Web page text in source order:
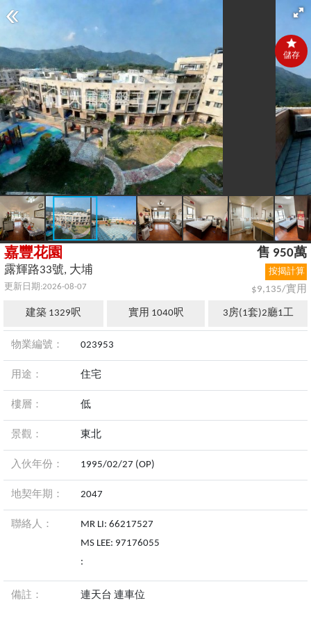
儲存
嘉豐花園
露輝路33號, 大埔
更新日期:2026-08-07
售 950萬
按揭計算
$9,135/實用
建築 1329呎 實用 1040呎 3房(1套)2廳1工
物業編號： 023953
用途： 住宅
樓層： 低
景觀： 東北
入伙年份： 1995/02/27 (OP)
地契年期： 2047
聯絡人：
MR LI: 66217527
MS LEE: 97176055
:
備註： 連天台 連車位